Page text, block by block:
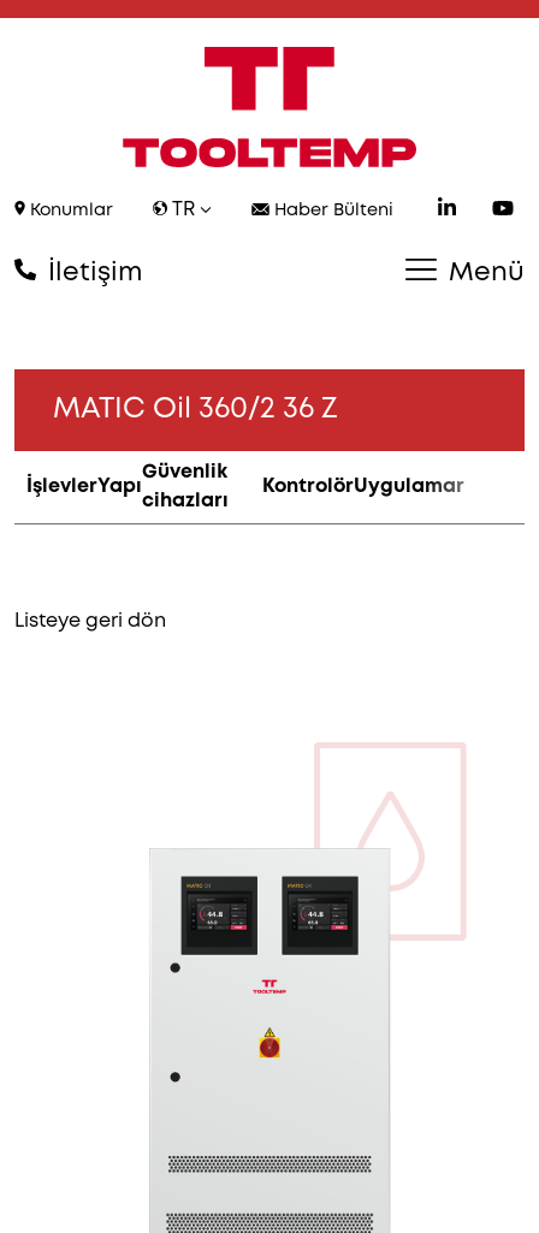
Konumlar TR Haber Bülteni
İletişim Menü
MATIC Oil 360/2 36 Z
İşlevlerYapı
Güvenlik
cihazları
KontrolörUygulamar
Listeye geri dön